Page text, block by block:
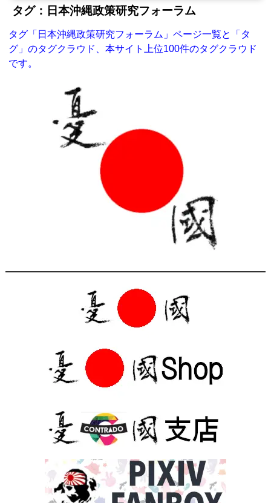
タグ：日本沖縄政策研究フォーラム
タグ「日本沖縄政策研究フォーラム」ページ一覧と「タ
グ」のタグクラウド、本サイト上位100件のタグクラウド
です。